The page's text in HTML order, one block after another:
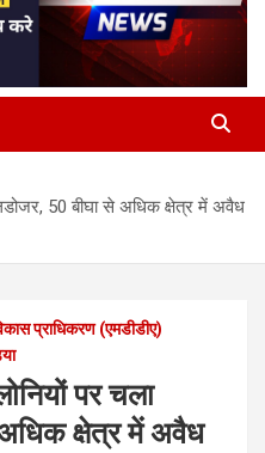
50 बीघा से अधिक क्षेत्र में अवैध
प्राधिकरण (एमडीडीए)
पर चला
क्षेत्र में अवैध